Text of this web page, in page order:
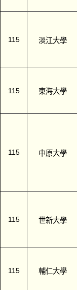
115 淡江大學
115 東海大學
115 中原大學
115 世新大學
115 輔仁大學